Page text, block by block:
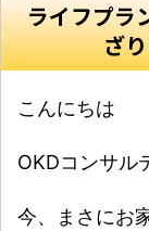
ライフプラ
ざ
こんにちは
OKDコンサル
今、まさにお